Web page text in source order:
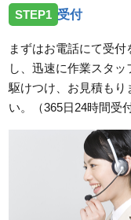
STEP1 受付
まずはお電話にて受
し、迅速に作業スタッ
駆けつけ、お見積もり
い。（365日24時間受付